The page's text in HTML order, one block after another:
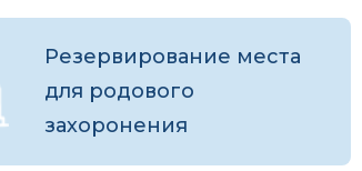
Резервирование места
для родового
захоронения